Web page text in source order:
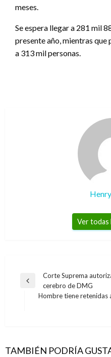
meses.
Se espera llegar a 281 mil
presente año, mientras
a 313 mil personas.
Ver todas
Navegación
Entrada
anterior
Corte Suprema
cerebro de DMG
Hombre tiene retenidas
TAMBIÉN PODRÍA
la mejor opción a corto